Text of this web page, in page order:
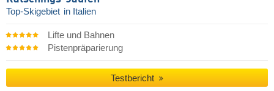
Top-Skigebiet in Italien
Lifte und Bahnen
Pistenpräparierung
Testbericht